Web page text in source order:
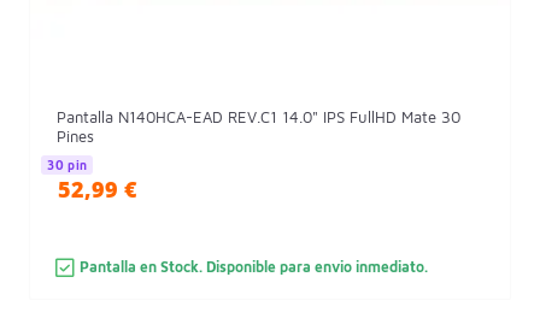
Pantalla N140HCA-EAD REV.C1 14.0" IPS FullHD Mate 30
Pines
30 pin
52,99 €
Pantalla en Stock. Disponible para envio inmediato.